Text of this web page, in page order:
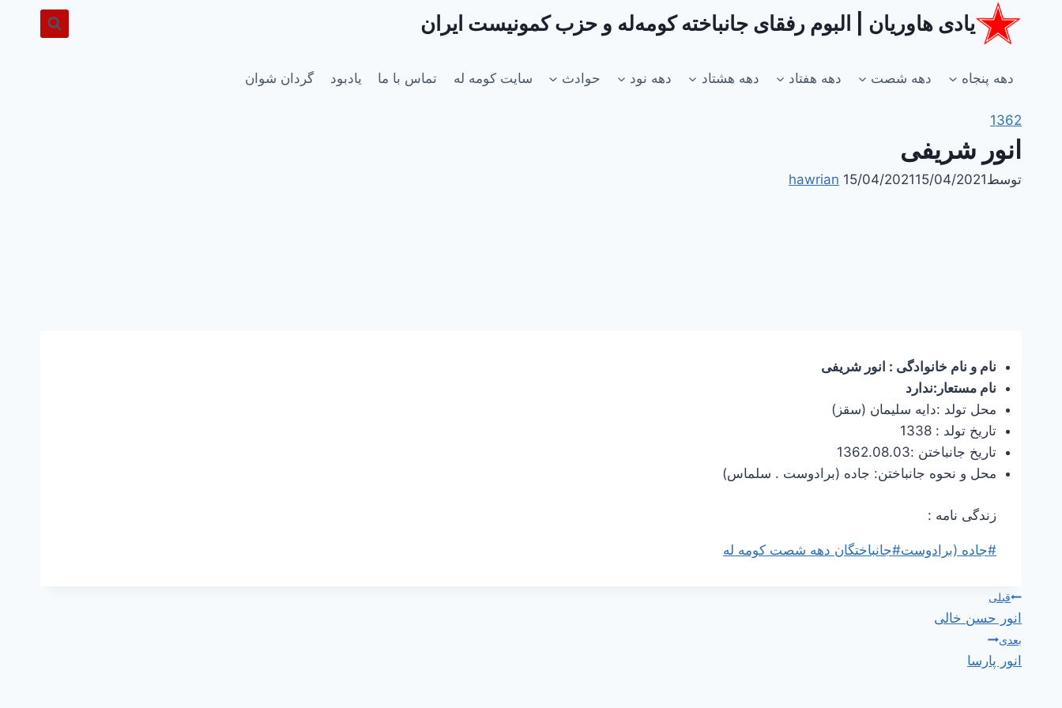
یادی هاوریان | البوم رفقای جانباخته کومه‌له و حزب کمونیست ایران
دهه پنجاه دهه شصت دهه هفتاد دهه هشتاد دهه نود حوادث سایت کومه له تماس با ما یادبود گردان شوان
1362
انور شریفی
توسط hawrian 15/04/202115/04/2021
نام و نام خانوادگی : انور شریفی
نام مستعار:ندارد
محل تولد :دایه سلیمان (سقز)
تاریخ تولد : 1338
تاریخ جانباختن :1362.08.03
محل و نحوه جانباختن: جاده (برادوست . سلماس)
زندگی نامه :
برچسب‌های
#جاده (برادوست#جانباختگان دهه شصت کومه له
راهبری
نوشته
قبلی
انور حسن خالی
بعدی
انور پارسا